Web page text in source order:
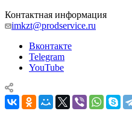
Контактная информация
imkzt@prodservice.ru
Вконтакте
Telegram
YouTube